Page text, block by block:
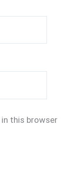
in this browser